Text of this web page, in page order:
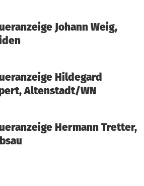
Johann Weig,
Hildegard
Altenstadt/WN
Hermann Tretter,